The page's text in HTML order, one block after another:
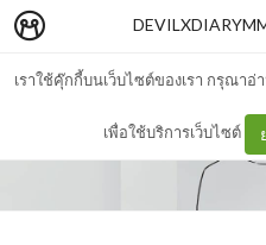
เราใช้คุ๊กกี้บนเว็บไซต์ของเรา กรุณาอ่
เพื่อใช้บริการเว็บไซต์